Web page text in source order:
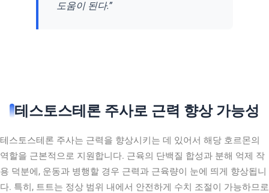
도움이 된다.”
테스토스테론 주사로 근력 향상 가능성
테스토스테론 주사는 근력을 향상시키는 데 있어서 해당 호르몬의
역할을 근본적으로 지원합니다. 근육의 단백질 합성과 분해 억제 작
용 덕분에, 운동과 병행할 경우 근력과 근육량이 눈에 띄게 향상됩니
다. 특히, 트트는 정상 범위 내에서 안전하게 수치 조절이 가능하므로